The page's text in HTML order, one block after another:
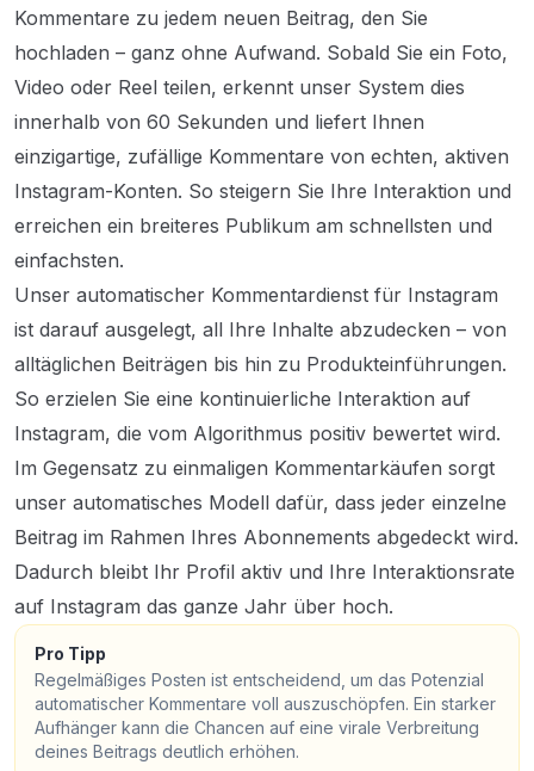
Kommentare zu jedem neuen Beitrag, den Sie
hochladen – ganz ohne Aufwand. Sobald Sie ein Foto,
Video oder Reel teilen, erkennt unser System dies
innerhalb von 60 Sekunden und liefert Ihnen
einzigartige, zufällige Kommentare von echten, aktiven
Instagram-Konten. So steigern Sie Ihre Interaktion und
erreichen ein breiteres Publikum am schnellsten und
einfachsten.
Unser automatischer Kommentardienst für Instagram
ist darauf ausgelegt, all Ihre Inhalte abzudecken – von
alltäglichen Beiträgen bis hin zu Produkteinführungen.
So erzielen Sie eine kontinuierliche Interaktion auf
Instagram, die vom Algorithmus positiv bewertet wird.
Im Gegensatz zu einmaligen Kommentarkäufen sorgt
unser automatisches Modell dafür, dass jeder einzelne
Beitrag im Rahmen Ihres Abonnements abgedeckt wird.
Dadurch bleibt Ihr Profil aktiv und Ihre Interaktionsrate
auf Instagram das ganze Jahr über hoch.
Pro Tipp
Regelmäßiges Posten ist entscheidend, um das Potenzial
automatischer Kommentare voll auszuschöpfen. Ein starker
Aufhänger kann die Chancen auf eine virale Verbreitung
deines Beitrags deutlich erhöhen.